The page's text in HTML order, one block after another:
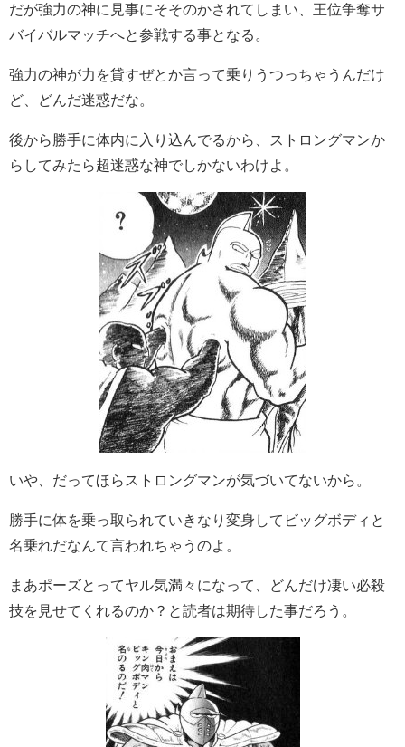
だが強力の神に見事にそそのかされてしまい、王位争奪サ
バイバルマッチへと参戦する事となる。
強力の神が力を貸すぜとか言って乗りうつっちゃうんだけ
ど、どんだ迷惑だな。
後から勝手に体内に入り込んでるから、ストロングマンか
らしてみたら超迷惑な神でしかないわけよ。
いや、だってほらストロングマンが気づいてないから。
勝手に体を乗っ取られていきなり変身してビッグボディと
名乗れだなんて言われちゃうのよ。
まあポーズとってヤル気満々になって、どんだけ凄い必殺
技を見せてくれるのか？と読者は期待した事だろう。